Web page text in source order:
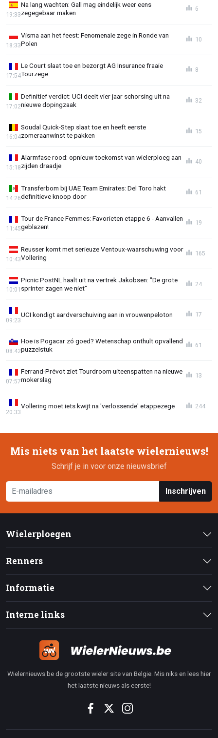
Na lang wachten: Gall mag eindelijk weer eens
zegegebaar maken
19:33
6
Visma aan het feest: Fenomenale zege in Ronde van
Polen
18:33
10
Le Court slaat toe en bezorgt AG Insurance fraaie
Tourzege
17:54
8
Definitief verdict: UCI deelt vier jaar schorsing uit na
nieuwe dopingzaak
17:02
32
Soudal Quick-Step slaat toe en heeft eerste
zomeraanwinst te pakken
16:04
15
Alarmfase rood: opnieuw toekomst van wielerploeg aan
zijden draadje
15:18
40
Transferbom bij UAE Team Emirates: Del Toro hakt
definitieve knoop door
14:26
61
Tour de France Femmes: Favorieten etappe 6 - Aanvallen
geblazen!
11:45
19
Reusser komt met serieuze Ventoux-waarschuwing voor
Vollering
10:43
165
Picnic PostNL haalt uit na vertrek Jakobsen: "De grote
sprinter zagen we niet"
10:01
24
UCI kondigt aardverschuiving aan in vrouwenpeloton
09:23
17
Hoe is Pogacar zó goed? Wetenschap onthult opvallend
puzzelstuk
08:42
61
Ferrand-Prévot ziet Tourdroom uiteenspatten na nieuwe
mokerslag
07:57
13
Vollering moet iets kwijt na 'verlossende' etappezege
20:33
244
Mis niets van het laatste wielernieuws!
Schrijf je in voor onze nieuwsbrief
Inschrijven
Wielerploegen
Renners
Informatie
Interne links
Wielernieuws.be de grootste wieler site van Belgie. Mis niks en lees hier
het laatste nieuws als eerste!